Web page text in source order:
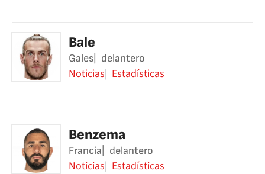
Bale
Gales delantero
Noticias Estadísticas
Benzema
Francia delantero
Noticias Estadísticas